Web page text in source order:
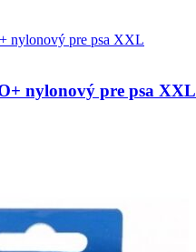
nylonový pre psa XXL